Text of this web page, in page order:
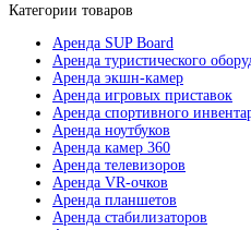
Категории товаров
Аренда SUP Board
Аренда туристического
Аренда экшн-камер
Аренда игровых приставок
Аренда спортивного
Аренда ноутбуков
Аренда камер 360
Аренда телевизоров
Аренда VR-очков
Аренда планшетов
Аренда стабилизаторов